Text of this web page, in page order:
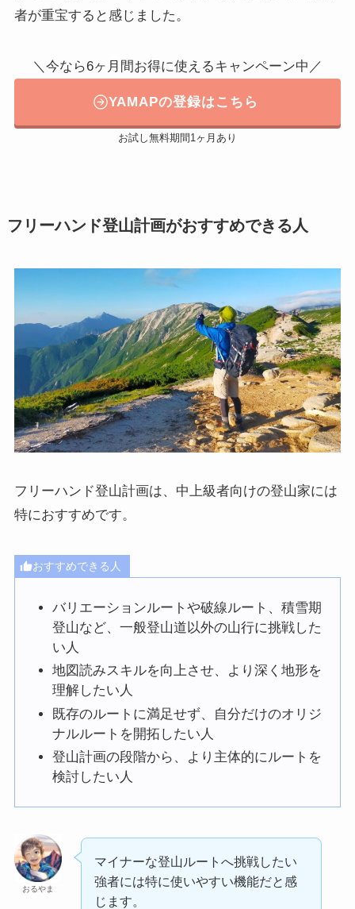
者が重宝すると感じました。
＼今なら6ヶ月間お得に使えるキャンペーン中／
YAMAPの登録はこちら
お試し無料期間1ヶ月あり
フリーハンド登山計画がおすすめできる人
フリーハンド登山計画は、中上級者向けの登山家には
特におすすめです。
おすすめできる人
バリエーションルートや破線ルート、積雪期
登山など、一般登山道以外の山行に挑戦した
い人
地図読みスキルを向上させ、より深く地形を
理解したい人
既存のルートに満足せず、自分だけのオリジ
ナルルートを開拓したい人
登山計画の段階から、より主体的にルートを
検討したい人
おるやま
マイナーな登山ルートへ挑戦したい
強者には特に使いやすい機能だと感
じます。